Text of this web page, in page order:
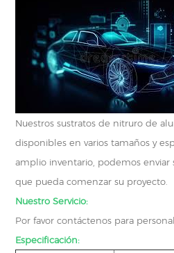
Nuestros sustratos de nitruro de
disponibles en varios tamaños y
amplio inventario, podemos enviar
que pueda comenzar su proyecto.
Nuestro Servicio:
Por favor contáctenos para
Especificación: